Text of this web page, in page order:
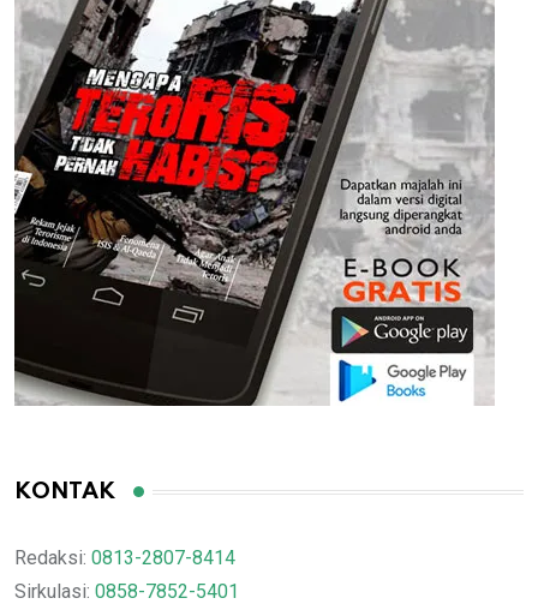
KONTAK
Redaksi: 0813-2807-8414
Sirkulasi: 0858-7852-5401